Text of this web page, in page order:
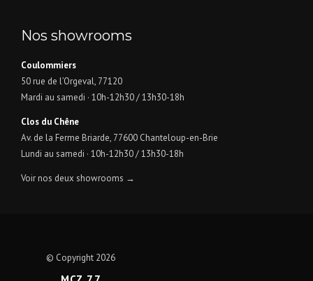
Nos showrooms
Coulommiers
50 rue de l’Orgeval, 77120
Mardi au samedi · 10h-12h30 / 13h30-18h
Clos du Chêne
Av. de la Ferme Briarde, 77600 Chanteloup-en-Brie
Lundi au samedi · 10h-12h30 / 13h30-18h
Voir nos deux showrooms →
© Copyright 2026